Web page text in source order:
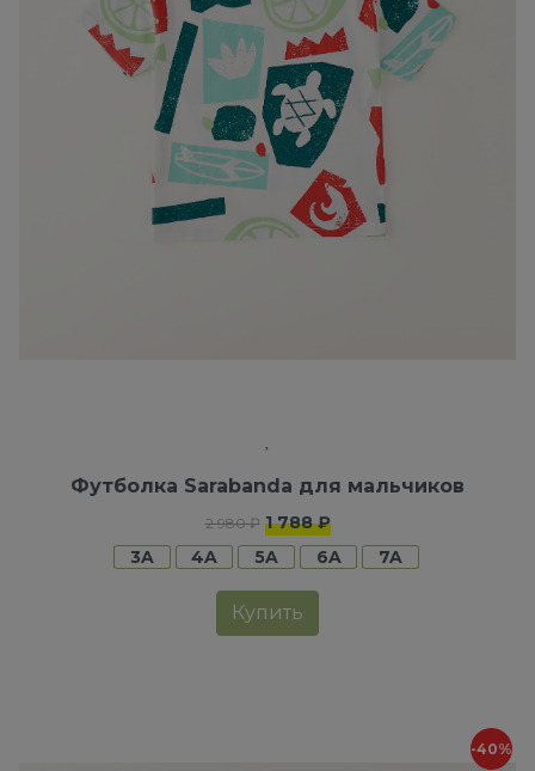
Футболка Sarabanda для мальчиков
2 980 ₽ 1 788 ₽
3A
4A 5A 6A 7A
Купить
-40%